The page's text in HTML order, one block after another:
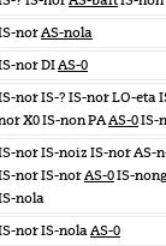
norAS-nola
nor DIAS-0
nor IS-? IS-nor LO-eta
X0 IS-non PAAS-0IS-
nor IS-noiz IS-nor AS-
nor IS-norAS-0IS-
nola
nor IS-nolaAS-0